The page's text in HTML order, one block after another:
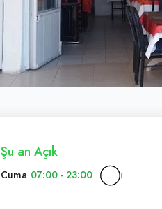
Şu an Açık
Cuma 07:00 - 23:00